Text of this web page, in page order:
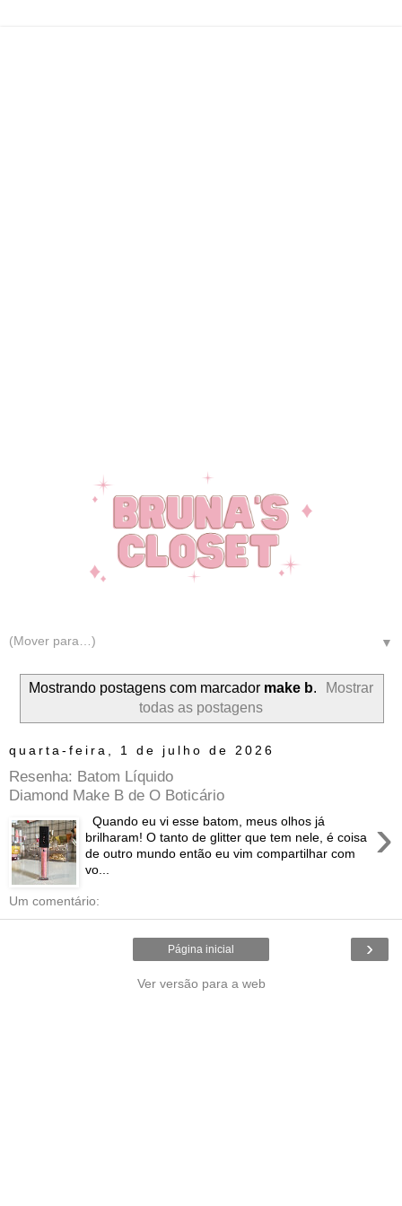
▼
Mostrando postagens com marcador make b.
Mostrar
todas as postagens
quarta-feira, 1 de julho de 2026
Resenha: Batom Líquido
Diamond Make B de O Boticário
›
Quando eu vi esse batom, meus olhos já
brilharam! O tanto de glitter que tem nele, é coisa
de outro mundo então eu vim compartilhar com
vo...
Um comentário:
›
Página inicial
Ver versão para a web